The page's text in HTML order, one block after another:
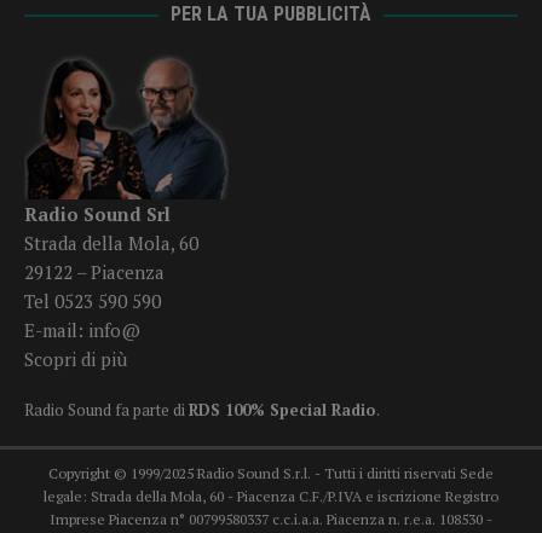
PER LA TUA PUBBLICITÀ
Radio Sound Srl
Strada della Mola, 60
29122 – Piacenza
Tel 0523 590 590
E-mail: info@
Scopri di più
Radio Sound fa parte diRDS 100% Special Radio.
Copyright © 1999/2025 Radio Sound S.r.l. - Tutti i diritti riservati Sede
legale: Strada della Mola, 60 - Piacenza C.F./P.IVA e iscrizione Registro
Imprese Piacenza n° 00799580337 c.c.i.a.a. Piacenza n. r.e.a. 108530 -